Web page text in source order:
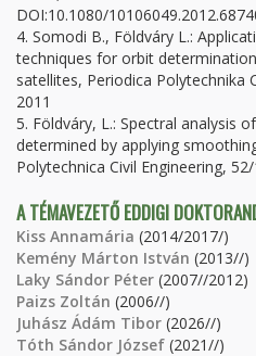
DOI:10.1080/
4. Somodi B., Földváry L.:
techniques for orbit
satellites, Periodica Polytechnika
2011
5. Földváry, L.: Spectral analysis
determined by applying
Polytechnica Civil Engineering,
A TÉMAVEZETŐ EDDIGI
Kiss Annamária (2014/2017/)
Kemény Márton István (2013//)
Laky Sándor Péter (2007//2012)
Paizs Zoltán (2006//)
Juhász Ádám Tibor (2026//)
Tóth Sándor József (2021//)